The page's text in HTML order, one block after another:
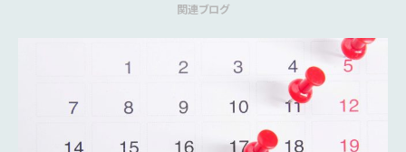
関連ブログ